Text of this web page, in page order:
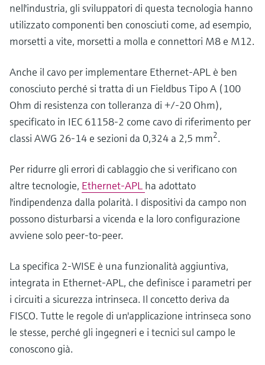
nell'industria, gli sviluppatori di questa tecnologia hanno
utilizzato componenti ben conosciuti come, ad esempio,
morsetti a vite, morsetti a molla e connettori M8 e M12.
Anche il cavo per implementare Ethernet-APL è ben
conosciuto perché si tratta di un Fieldbus Tipo A (100
Ohm di resistenza con tolleranza di +/-20 Ohm),
specificato in IEC 61158-2 come cavo di riferimento per
classi AWG 26-14 e sezioni da 0,324 a 2,5 mm2.
Per ridurre gli errori di cablaggio che si verificano con
altre tecnologie, Ethernet-APL ha adottato
l'indipendenza dalla polarità. I dispositivi da campo non
possono disturbarsi a vicenda e la loro configurazione
avviene solo peer-to-peer.
La specifica 2-WISE è una funzionalità aggiuntiva,
integrata in Ethernet-APL, che definisce i parametri per
i circuiti a sicurezza intrinseca. Il concetto deriva da
FISCO. Tutte le regole di un'applicazione intrinseca sono
le stesse, perché gli ingegneri e i tecnici sul campo le
conoscono già.